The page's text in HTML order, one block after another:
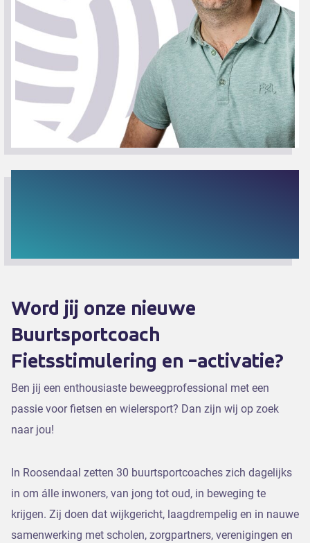
Word jij onze nieuwe
Buurtsportcoach
Fietsstimulering en -activatie?
Ben jij een enthousiaste beweegprofessional met een
passie voor fietsen en wielersport? Dan zijn wij op zoek
naar jou!
In Roosendaal zetten 30 buurtsportcoaches zich dagelijks
in om álle inwoners, van jong tot oud, in beweging te
krijgen. Zij doen dat wijkgericht, laagdrempelig en in nauwe
samenwerking met scholen, zorgpartners, verenigingen en